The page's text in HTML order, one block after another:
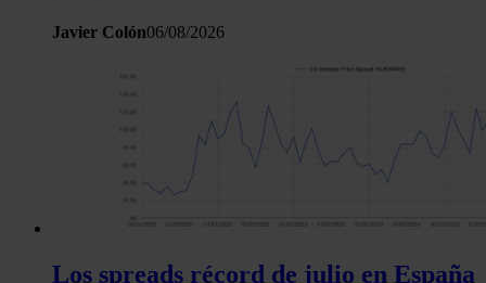
Javier Colón06/08/2026
Los spreads récord de julio en España